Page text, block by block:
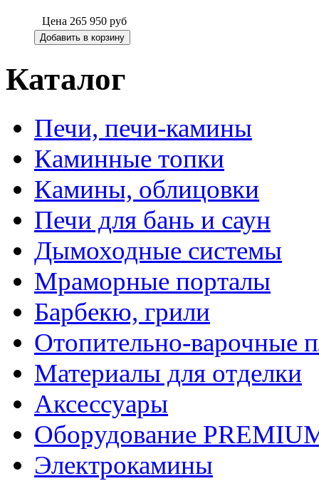
Цена 265 950 руб
Добавить в корзину
Каталог
Печи, печи-камины
Каминные топки
Камины, облицовки
Печи для бань и саун
Дымоходные системы
Мраморные порталы
Барбекю, грили
Отопительно-варочные
Материалы для отделки
Аксессуары
Оборудование
Электрокамины